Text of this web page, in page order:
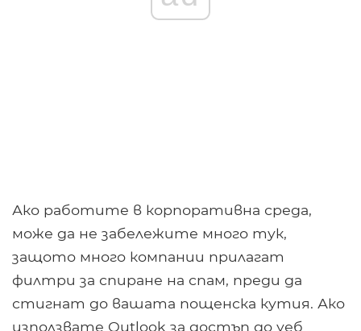
Ако работите в корпоративна среда,
може да не забележите много тук,
защото много компании прилагат
филтри за спиране на спам, преди да
стигнат до вашата пощенска кутия. Ако
използвате Outlook за достъп до уеб